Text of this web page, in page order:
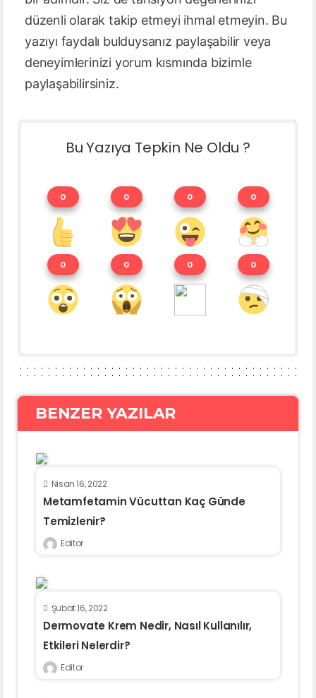
düzenli olarak takip etmeyi ihmal etmeyin. Bu
yazıyı faydalı bulduysanız paylaşabilir veya
deneyimlerinizi yorum kısmında bizimle
paylaşabilirsiniz.
Bu Yazıya Tepkin Ne Oldu ?
0 0 0 0
0 0 0 0
BENZER YAZILAR
Nisan 16, 2022
Metamfetamin Vücuttan Kaç Günde
Temizlenir?
Editor
Şubat 16, 2022
Dermovate Krem Nedir, Nasıl Kullanılır,
Etkileri Nelerdir?
Editor